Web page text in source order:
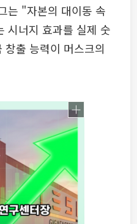
는 "자본의 대이동 속
시너지 효과를 실제 숫
출 능력이 머스크의